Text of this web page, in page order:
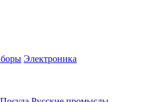
Электроника